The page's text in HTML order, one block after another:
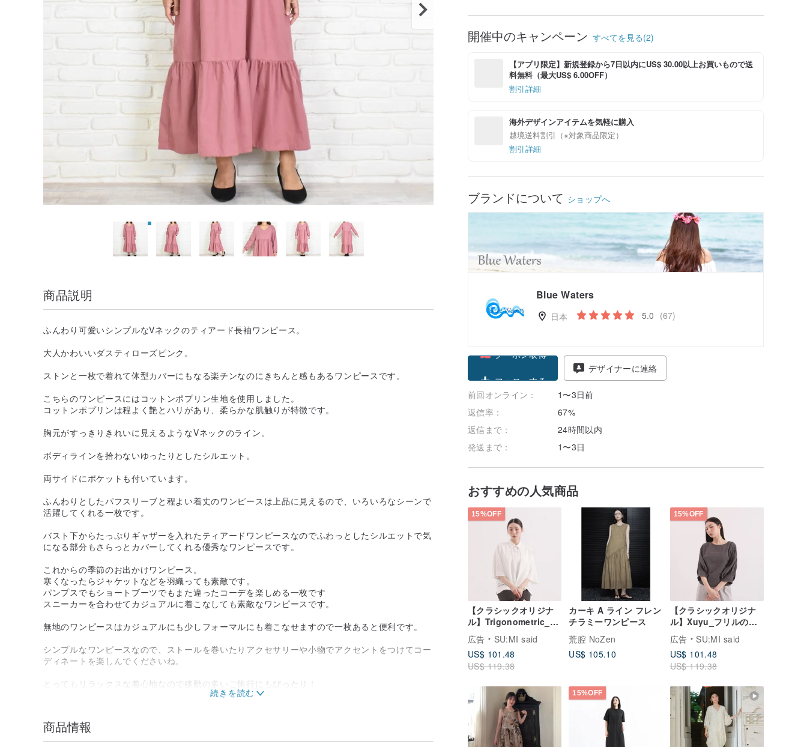
開催中のキャンペーン すべてを見る(2)
【アプリ限定】新規登録から7日以内にUS$ 30.00以上お買いもので送
料無料（最大US$ 6.00OFF）
割引詳細
海外デザインアイテムを気軽に購入
越境送料割引（※対象商品限定）
割引詳細
ブランドについて ショップへ
Blue Waters
日本 5.0 (67)
フォローする
デザイナーに連絡
前回オンライン：
1〜3日前
返信率：
67%
返信まで：
24時間以内
発送まで：
1〜3日
おすすめの人気商品
15%OFF
【クラシックオリジナ
ル】Trigonometric_オ
ープンバックシャツ
_CLT001_白
広告
SU:MI said
US$ 101.48
US$ 119.38
カーキ A ライン フレン
チラミーワンピース
荒腔 NoZen
US$ 105.10
15%OFF
【クラシックオリジナ
ル】Xuyu_フリルのつ
いた上着_CLT507_ダー
クグレー
広告
SU:MI said
US$ 101.48
US$ 119.38
15%OFF
商品説明
ふんわり可愛いシンプルなVネックのティアード長袖ワンピース。
大人かわいいダスティローズピンク。
ストンと一枚で着れて体型カバーにもなる楽チンなのにきちんと感もあるワンピースです。
こちらのワンピースにはコットンポプリン生地を使用しました。
コットンポプリンは程よく艶とハリがあり、柔らかな肌触りが特徴です。
胸元がすっきりきれいに見えるようなVネックのライン。
ボディラインを拾わないゆったりとしたシルエット。
両サイドにポケットも付いています。
ふんわりとしたパフスリーブと程よい着丈のワンピースは上品に見えるので、いろいろなシーンで
活躍してくれる一枚です。
バスト下からたっぷりギャザーを入れたティアードワンピースなのでふわっとしたシルエットで気
になる部分もさらっとカバーしてくれる優秀なワンピースです。
これからの季節のお出かけワンピース。
寒くなったらジャケットなどを羽織っても素敵です。
パンプスでもショートブーツでもまた違ったコーデを楽しめる一枚です
スニーカーを合わせてカジュアルに着こなしても素敵なワンピースです。
無地のワンピースはカジュアルにも少しフォーマルにも着こなせますので一枚あると便利です。
シンプルなワンピースなので、ストールを巻いたりアクセサリーや小物でアクセントをつけてコー
ディネートを楽しんでくださいね。
とってもリラックスな着心地なので移動の多いご旅行にもぴったり！
マタニティウェアとしてもオススメです。
モデル身長: 約158cm
商品情報